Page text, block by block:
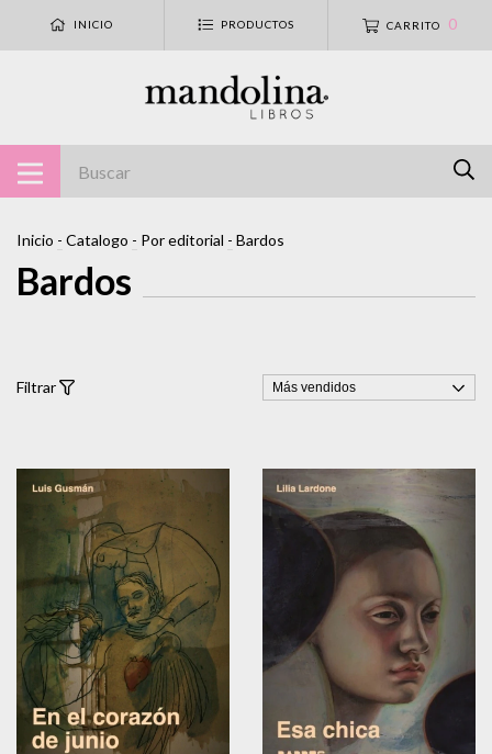
INICIO PRODUCTOS CARRITO 0
Inicio - Catalogo - Por editorial - Bardos
Bardos
Filtrar